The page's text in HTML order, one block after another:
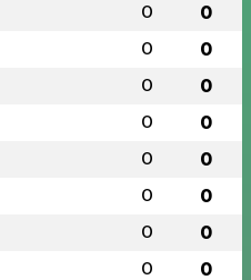
0 0
0 0
0 0
0 0
0 0
0 0
0 0
0 0